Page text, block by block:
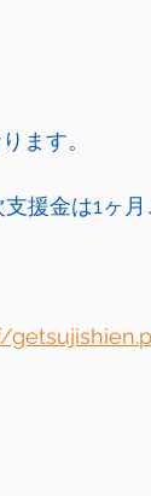
ます。
援金は1ヶ